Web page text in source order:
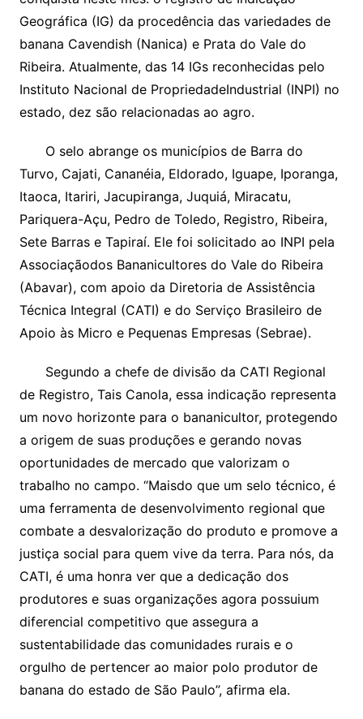
Geográfica (IG) da procedência das variedades de
banana Cavendish (Nanica) e Prata do Vale do
Ribeira. Atualmente, das 14 IGs reconhecidas pelo
Instituto Nacional de PropriedadeIndustrial (INPI) no
estado, dez são relacionadas ao agro.
O selo abrange os municípios de Barra do
Turvo, Cajati, Cananéia, Eldorado, Iguape, Iporanga,
Itaoca, Itariri, Jacupiranga, Juquiá, Miracatu,
Pariquera-Açu, Pedro de Toledo, Registro, Ribeira,
Sete Barras e Tapiraí. Ele foi solicitado ao INPI pela
Associaçãodos Bananicultores do Vale do Ribeira
(Abavar), com apoio da Diretoria de Assistência
Técnica Integral (CATI) e do Serviço Brasileiro de
Apoio às Micro e Pequenas Empresas (Sebrae).
Segundo a chefe de divisão da CATI Regional
de Registro, Tais Canola, essa indicação representa
um novo horizonte para o bananicultor, protegendo
a origem de suas produções e gerando novas
oportunidades de mercado que valorizam o
trabalho no campo. “Maisdo que um selo técnico, é
uma ferramenta de desenvolvimento regional que
combate a desvalorização do produto e promove a
justiça social para quem vive da terra. Para nós, da
CATI, é uma honra ver que a dedicação dos
produtores e suas organizações agora possuium
diferencial competitivo que assegura a
sustentabilidade das comunidades rurais e o
orgulho de pertencer ao maior polo produtor de
banana do estado de São Paulo”, afirma ela.